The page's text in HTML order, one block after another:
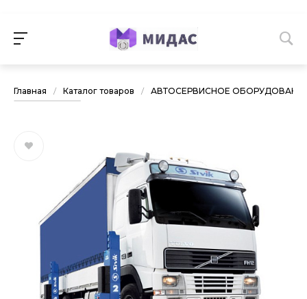
Главная / Каталог товаров / АВТОСЕРВИСНОЕ